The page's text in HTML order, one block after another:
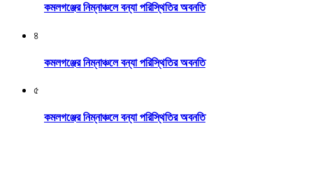
কমলগঞ্জের নিম্নাঞ্চলে বন্যা পরিস্থিতির অবনতি
৪
কমলগঞ্জের নিম্নাঞ্চলে বন্যা পরিস্থিতির অবনতি
৫
কমলগঞ্জের নিম্নাঞ্চলে বন্যা পরিস্থিতির অবনতি